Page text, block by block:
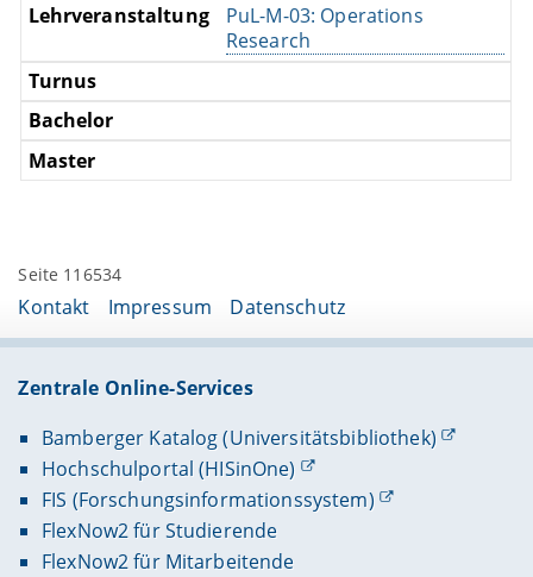
PuL-M-03: Operations
Research
Seite 116534
Kontakt Impressum Datenschutz
Zentrale Online-Services
Bamberger Katalog (Universitätsbibliothek)
Hochschulportal (HISinOne)
FIS (Forschungsinformationssystem)
FlexNow2 für Studierende
FlexNow2 für Mitarbeitende